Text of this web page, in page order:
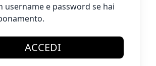
username e password se hai
ACCEDI